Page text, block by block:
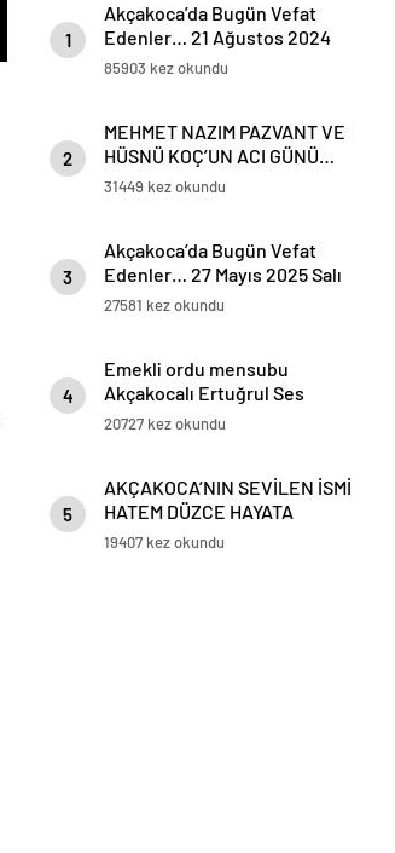
1
Akçakoca’da Bugün Vefat
Edenler… 21 Ağustos 2024
Çarşamba
85903 kez okundu
2
MEHMET NAZIM PAZVANT VE
HÜSNÜ KOÇ’UN ACI GÜNÜ…
31449 kez okundu
3
Akçakoca’da Bugün Vefat
Edenler… 27 Mayıs 2025 Salı
27581 kez okundu
4
Emekli ordu mensubu
Akçakocalı Ertuğrul Ses
Koronavirüse yenik düştü
20727 kez okundu
5
AKÇAKOCA’NIN SEVİLEN İSMİ
HATEM DÜZCE HAYATA
GÖZLERİNİ YUMDU
19407 kez okundu